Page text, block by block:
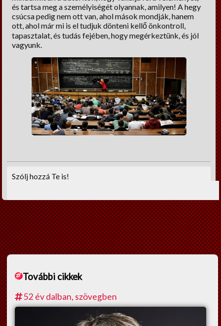
és tartsa meg a személyiségét olyannak, amilyen! A hegy
csúcsa pedig nem ott van, ahol mások mondják, hanem
ott, ahol már mi is el tudjuk dönteni kellő önkontroll,
tapasztalat, és tudás fejében, hogy megérkeztünk, és jól
vagyunk.
Szólj hozzá Te is!
További cikkek
52 év dalban, szövegben